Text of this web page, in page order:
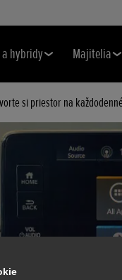
hybridy Majitelia
si priestor na